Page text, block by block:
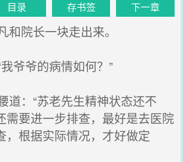
目录 存书签 下一章
院长一块走出来。
爷爷的病情如何？”
：“苏老先生精神状态还不
需要进一步排查，最好是去医院
，根据实际情况，才好做定